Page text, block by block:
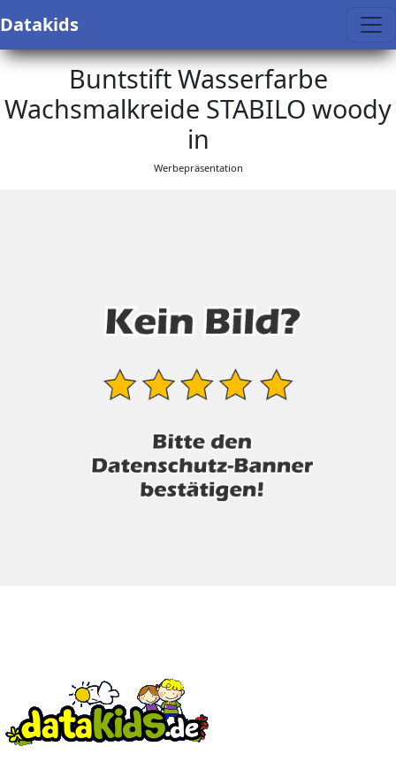
Datakids
Buntstift Wasserfarbe
Wachsmalkreide STABILO woody
in
Werbepräsentation